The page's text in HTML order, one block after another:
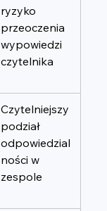
ryzyko
przeoczenia
wypowiedzi
czytelnika
Czytelniejszy
podział
odpowiedzial
ności w
zespole